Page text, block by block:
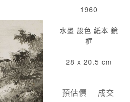
1960
水墨 設色 紙本 鏡
框
28 x 20.5 cm
預估價
成交